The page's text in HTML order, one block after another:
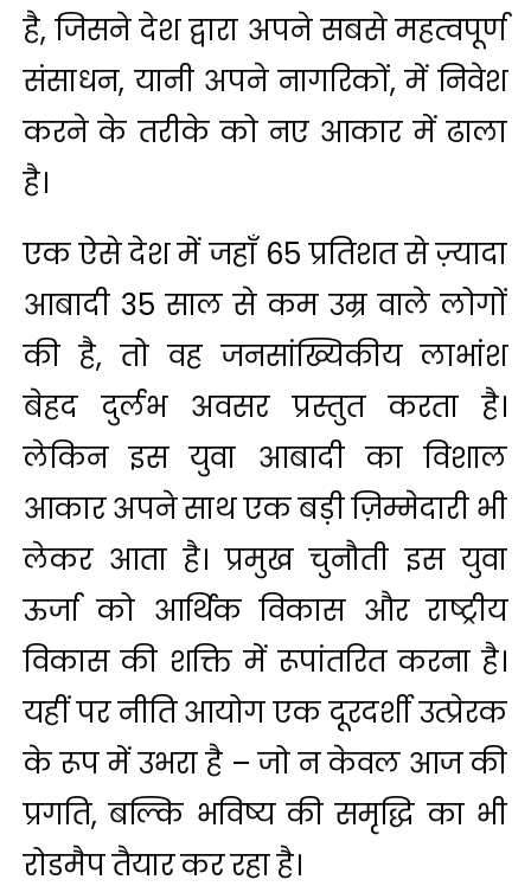
है, जिसने देश द्वारा अपने सबसे महत्‍वपूर्ण
संसाधन, यानी अपने नागरिकों, में निवेश
करने के तरीके को नए आकार में ढाला
है।
एक ऐसे देश में जहाँ 65 प्रतिशत से ज़्यादा
आबादी 35 साल से कम उम्र वाले लोगों
की है, तो वह जनसांख्यिकीय लाभांश
बेहद दुर्लभ अवसर प्रस्तुत करता है।
लेकिन इस युवा आबादी का विशाल
आकार अपने साथ एक बड़ी ज़िम्मेदारी भी
लेकर आता है। प्रमुख चुनौती इस युवा
ऊर्जा को आर्थिक विकास और राष्ट्रीय
विकास की शक्ति में रूपांतरित करना है।
यहीं पर नीति आयोग एक दूरदर्शी उत्प्रेरक
के रूप में उभरा है – जो न केवल आज की
प्रगति, बल्कि भविष्य की समृद्धि का भी
रोडमैप तैयार कर रहा है।